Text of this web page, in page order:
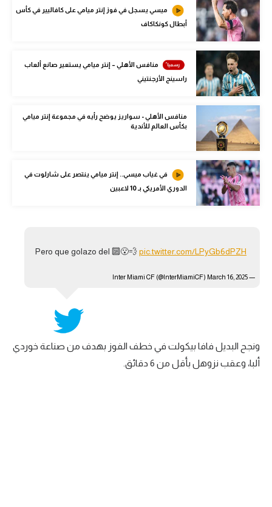
كرة يد
كرة طائرة
الوطن العربي
في المونديال
رياضة نسائية
آسيا
أمريكا
ركن الألعاب
Gamers
ميركاتو
تحليل في الجول
حكايات في الجول
ميسي يسجل في فوز إنتر ميامي على كافاليير في كأس
أبطال كونكاكاف
منافس الأهلي – إنتر ميامي يستعير صانع ألعاب
راسينج الأرجنتيني
منافس الأهلي - سواريز يوضح رأيه في مجموعة إنتر ميامي
بكأس العالم للأندية
في غياب ميسي.. إنتر ميامي ينتصر على شارلوت في
الدوري الأمريكي بـ 10 لاعبين
Pero que golazo del 🔟😮‍💨pic.twitter.com/LPyGb6dPZH
— Inter Miami CF (@InterMiamiCF)
March 16, 2025
ونجح البديل فافا بيكولت في خطف الفوز بهدف من صناعة خوردي
ألبا، وعقب نزوهل بأقل من 6 دقائق.